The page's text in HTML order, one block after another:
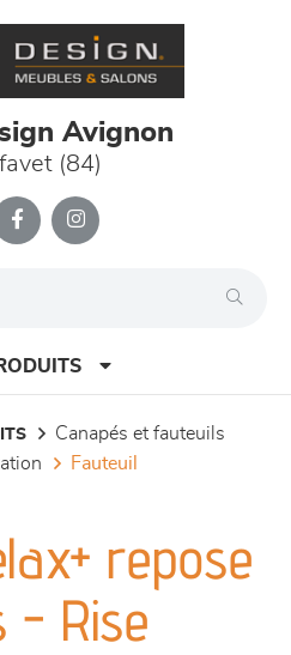
Avignon
(84)
canapés et fauteuils
fauteuil
repose
- Rise